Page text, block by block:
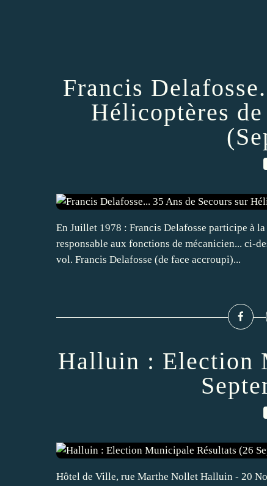
Francis
Hélicoptères
En Juillet 1978 : Francis Delafosse participe à
responsable aux fonctions de mécanicien... ci-
vol. Francis Delafosse (de face accroupi)...
Halluin : Election
Hôtel de Ville, rue Marthe Nollet Halluin - 20